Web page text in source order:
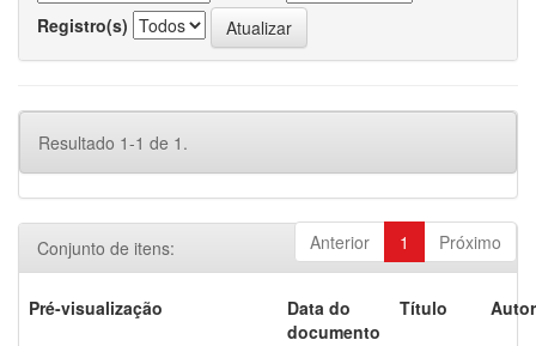
Registro(s)
Resultado 1-1 de 1.
Anterior 1 Próximo
Conjunto de itens:
Pré-visualização
Data do
documento
Título